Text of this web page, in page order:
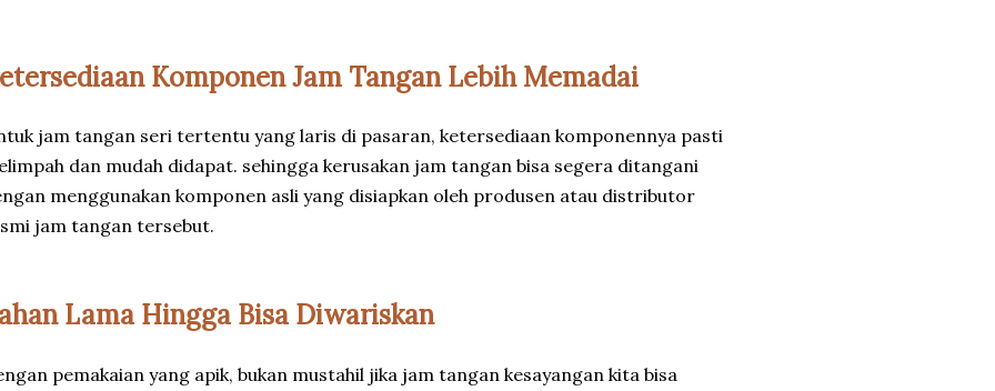
Komponen Jam Tangan Lebih Memadai
jam tangan seri tertentu yang laris di pasaran, ketersediaan komponennya pasti
dan mudah didapat. sehingga kerusakan jam tangan bisa segera ditangani
menggunakan komponen asli yang disiapkan oleh produsen atau distributor
jam tangan tersebut.
Lama Hingga Bisa Diwariskan
pemakaian yang apik, bukan mustahil jika jam tangan kesayangan kita bisa